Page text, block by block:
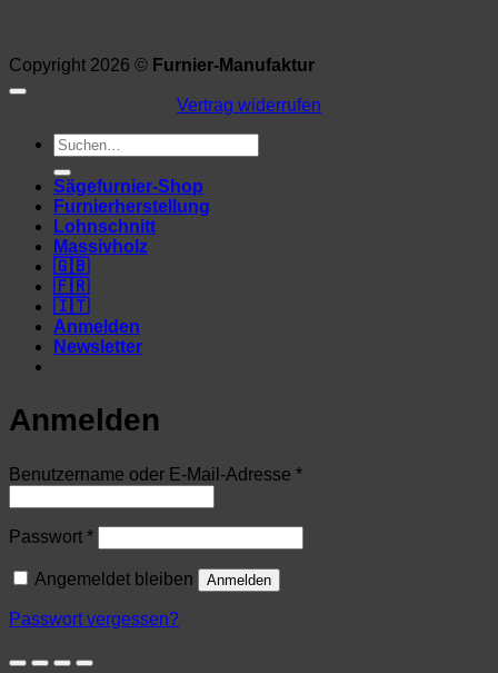
Copyright 2026 © Furnier-Manufaktur
Vertrag widerrufen
Suchen
nach:
Sägefurnier-Shop
Furnierherstellung
Lohnschnitt
Massivholz
🇬🇧
🇫🇷
🇮🇹
Anmelden
Newsletter
Anmelden
Benutzername oder E-Mail-Adresse *Erforderlich
Passwort *Erforderlich
Angemeldet bleiben Anmelden
Passwort vergessen?